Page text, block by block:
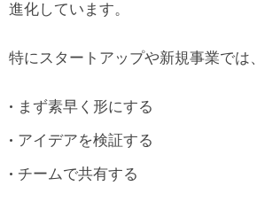
進化しています。
特にスタートアップや新規事業では、
まず素早く形にする
アイデアを検証する
チームで共有する